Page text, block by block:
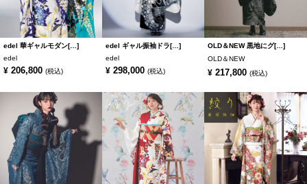
edel 華ギャルモダン[…]
edel
¥ 206,800 (税込)
edel ギャル振袖ドラ[…]
edel
¥ 298,000 (税込)
OLD＆NEW 黒地にグ[…]
OLD＆NEW
¥ 217,800 (税込)